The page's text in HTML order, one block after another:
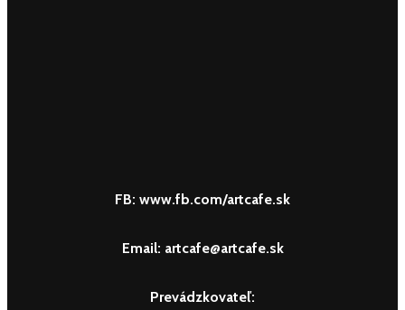
FB: www.fb.com/artcafe.sk
Email: artcafe@artcafe.sk
Prevádzkovateľ: